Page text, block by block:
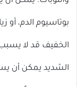
بوتاسيوم الدم، أو
الخفيف قد لا
الشديد يمكن أن